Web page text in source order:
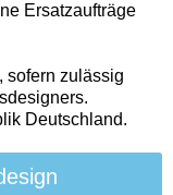
Ersatzaufträge
sofern zulässig
Deutschland.